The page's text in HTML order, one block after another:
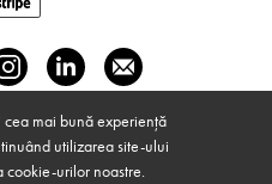
mai bună experiență
utilizarea site-ului
cookie-urilor noastre.